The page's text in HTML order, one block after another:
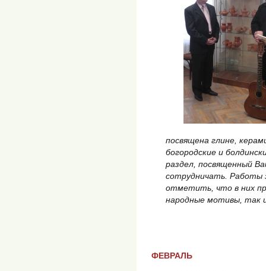
посвящена глине,
богородские и
раздел, посвященный
сотрудничать. Работы
отметить, что в них
народные мотивы, так
ФЕВРАЛЬ